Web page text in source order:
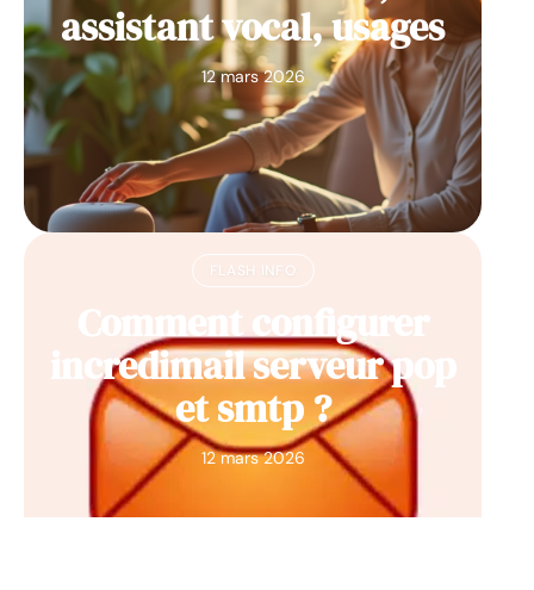
assistant vocal, usages
12 mars 2026
FLASH INFO
Comment configurer
incredimail serveur pop
et smtp ?
12 mars 2026